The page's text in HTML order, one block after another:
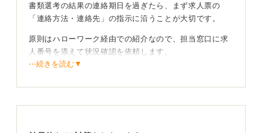
書類選考の結果の連絡期日を過ぎたら、まず求人票の
「連絡方法・連絡先」の指示に沿うことが大切です。
原則はハローワーク経由での紹介なので、担当窓口に求
人番号を添えて状況確認を依頼します。
「件名：応募書類到着の確認と選考状況につきまして
⋯続きを読む▼